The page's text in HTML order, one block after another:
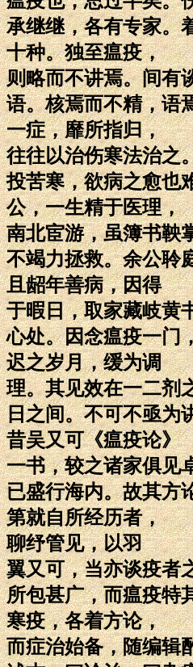
承继继，各有专家。
十种。独至瘟疫，
则略而不讲焉。间有
语。核焉而不精，语
一症，靡所指归，
往往以治伤寒法治之
投苦寒，欲病之愈也
公，一生精于医理，
南北宦游，虽簿书鞅
不竭力拯救。余公聆
且龆年善病，因得
于暇日，取家藏岐黄
心处。因念瘟疫一门
迟之岁月，缓为调
理。其见效在一二剂
日之间。不可不亟为
昔吴又可《瘟疫论》
一书，较之诸家俱见
已盛行海内。故其方
第就自所经历者，
聊纾管见，以羽
翼又可，当亦谈疫者
所包甚广，而瘟疫特
寒疫，各着方论，
而症治始备，随编辑